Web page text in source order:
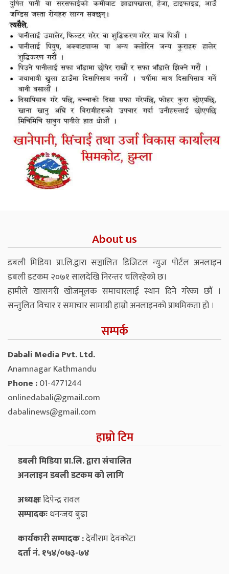
About us
डबली मिडिया प्रा.लि.द्वारा सञ्चालित डिजिटल न्युज पोर्टल अनलाइन
डबली डटकम २०७१ सालदेखि निरन्तर चलिरहेको छ।
हामीले खासगरी खोजमूलक समाचारलाई स्थान दिने गरेका छौं ।
सन्तुलित विचार र समाचार सामाग्री हाम्रो अनलाइनको प्राथमिकता हो ।
सम्पर्क
Dabali Media Pvt. Ltd.
Anamnagar Kathmandu
Phone :01-4771244
onlinedabali@gmail.com
dabalinews@gmail.com
हाम्रो टिम
डबली मिडिया प्रा.लि. द्वारा संचालित
अनलाइन डबली डटकम को लागि
अध्यक्षःदिपेन्द्र रावल
सम्पादकःधनन्‍जय बुढा
कार्यकारी सम्पादक :देवीराम देवकोटा
दर्ता नं. १५४/०७३-७४